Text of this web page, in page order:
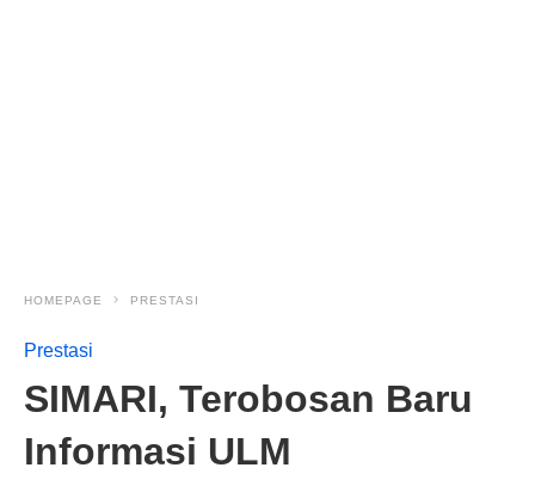
HOMEPAGE PRESTASI
Prestasi
SIMARI, Terobosan Baru
Informasi ULM